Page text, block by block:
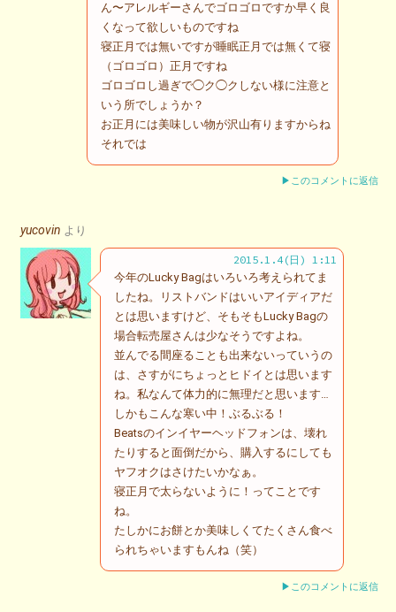
ん〜アレルギーさんでゴロゴロですか早く良
くなって欲しいものですね
寝正月では無いですが睡眠正月では無くて寝
（ゴロゴロ）正月ですね
ゴロゴロし過ぎで◯ク◯クしない様に注意と
いう所でしょうか？
お正月には美味しい物が沢山有りますからね
それでは
▶このコメントに返信
yucovin より
2015.1.4(日) 1:11
今年のLucky Bagはいろいろ考えられてま
したね。リストバンドはいいアイディアだ
とは思いますけど、そもそもLucky Bagの
場合転売屋さんは少なそうですよね。
並んでる間座ることも出来ないっていうの
は、さすがにちょっとヒドイとは思います
ね。私なんて体力的に無理だと思います…
しかもこんな寒い中！ぶるぶる！
Beatsのインイヤーヘッドフォンは、壊れ
たりすると面倒だから、購入するにしても
ヤフオクはさけたいかなぁ。
寝正月で太らないように！ってことです
ね。
たしかにお餅とか美味しくてたくさん食べ
られちゃいますもんね（笑）
▶このコメントに返信